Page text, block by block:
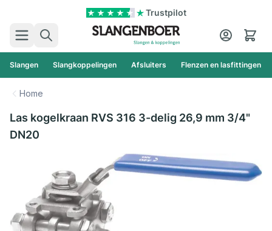
Trustpilot
Zoek
Cart
Slangen Slangkoppelingen Afsluiters Flenzen en lasfittingen
Home
Las kogelkraan RVS 316 3-delig 26,9 mm 3/4"
DN20